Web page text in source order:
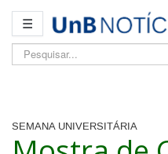
☰
Pesquisar...
SEMANA UNIVERSITÁRIA